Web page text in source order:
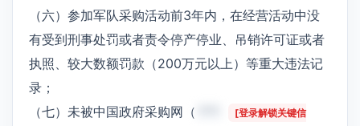
（六）参加军队采购活动前3年内，在经营活动中没
有受到刑事处罚或者责令停产停业、吊销许可证或者
执照、较大数额罚款（200万元以上）等重大违法记
录；
（七）未被中国政府采购网（
[登录解锁关键信